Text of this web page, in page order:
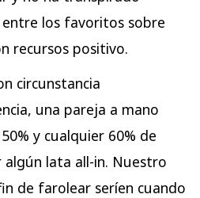
los favoritos sobre
recursos positivo.
circunstancia
una pareja a mano
y cualquier 60% de
algún lata all-in. Nuestro
de farolear serí­en cuando